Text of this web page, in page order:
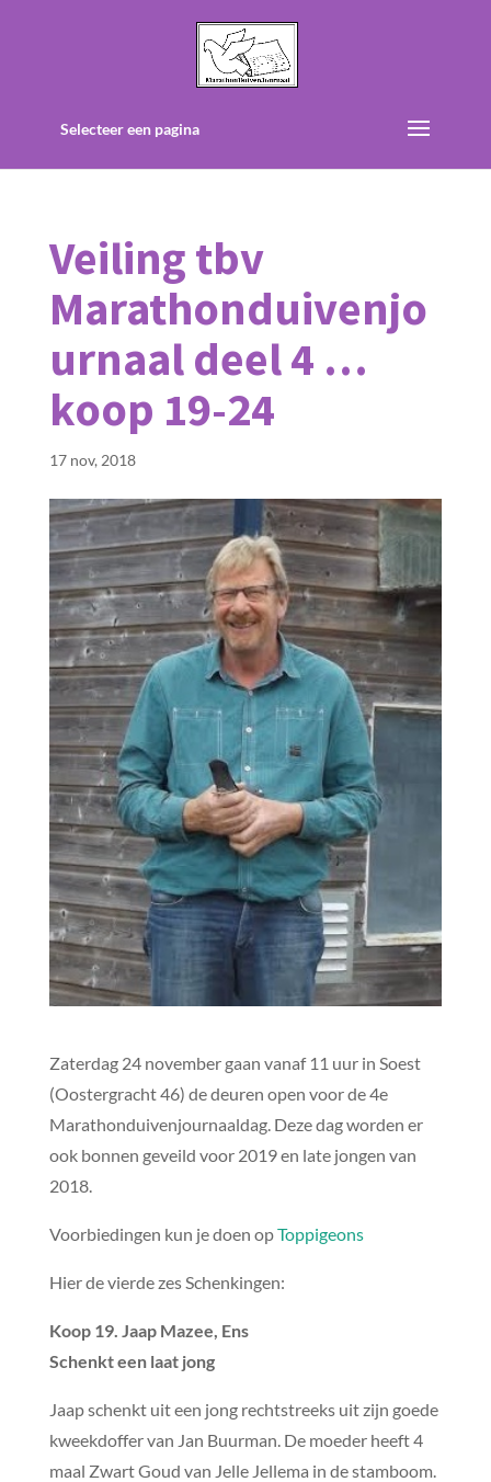
Selecteer een pagina
Veiling tbv
Marathonduivenjo
urnaal deel 4 …
koop 19-24
17 nov, 2018
Zaterdag 24 november gaan vanaf 11 uur in Soest
(Oostergracht 46) de deuren open voor de 4e
Marathonduivenjournaaldag. Deze dag worden er
ook bonnen geveild voor 2019 en late jongen van
2018.
Voorbiedingen kun je doen opToppigeons
Hier de vierde zes Schenkingen:
Koop 19. Jaap Mazee, Ens
Schenkt een laat jong
Jaap schenkt uit een jong rechtstreeks uit zijn goede
kweekdoffer van Jan Buurman. De moeder heeft 4
maal Zwart Goud van Jelle Jellema in de stamboom.